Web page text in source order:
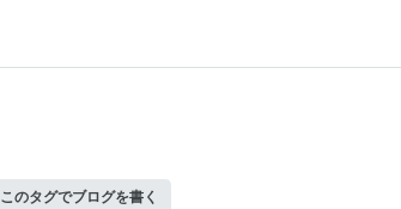
このタグでブログを書く